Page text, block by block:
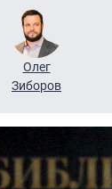
Олег
Зиборов